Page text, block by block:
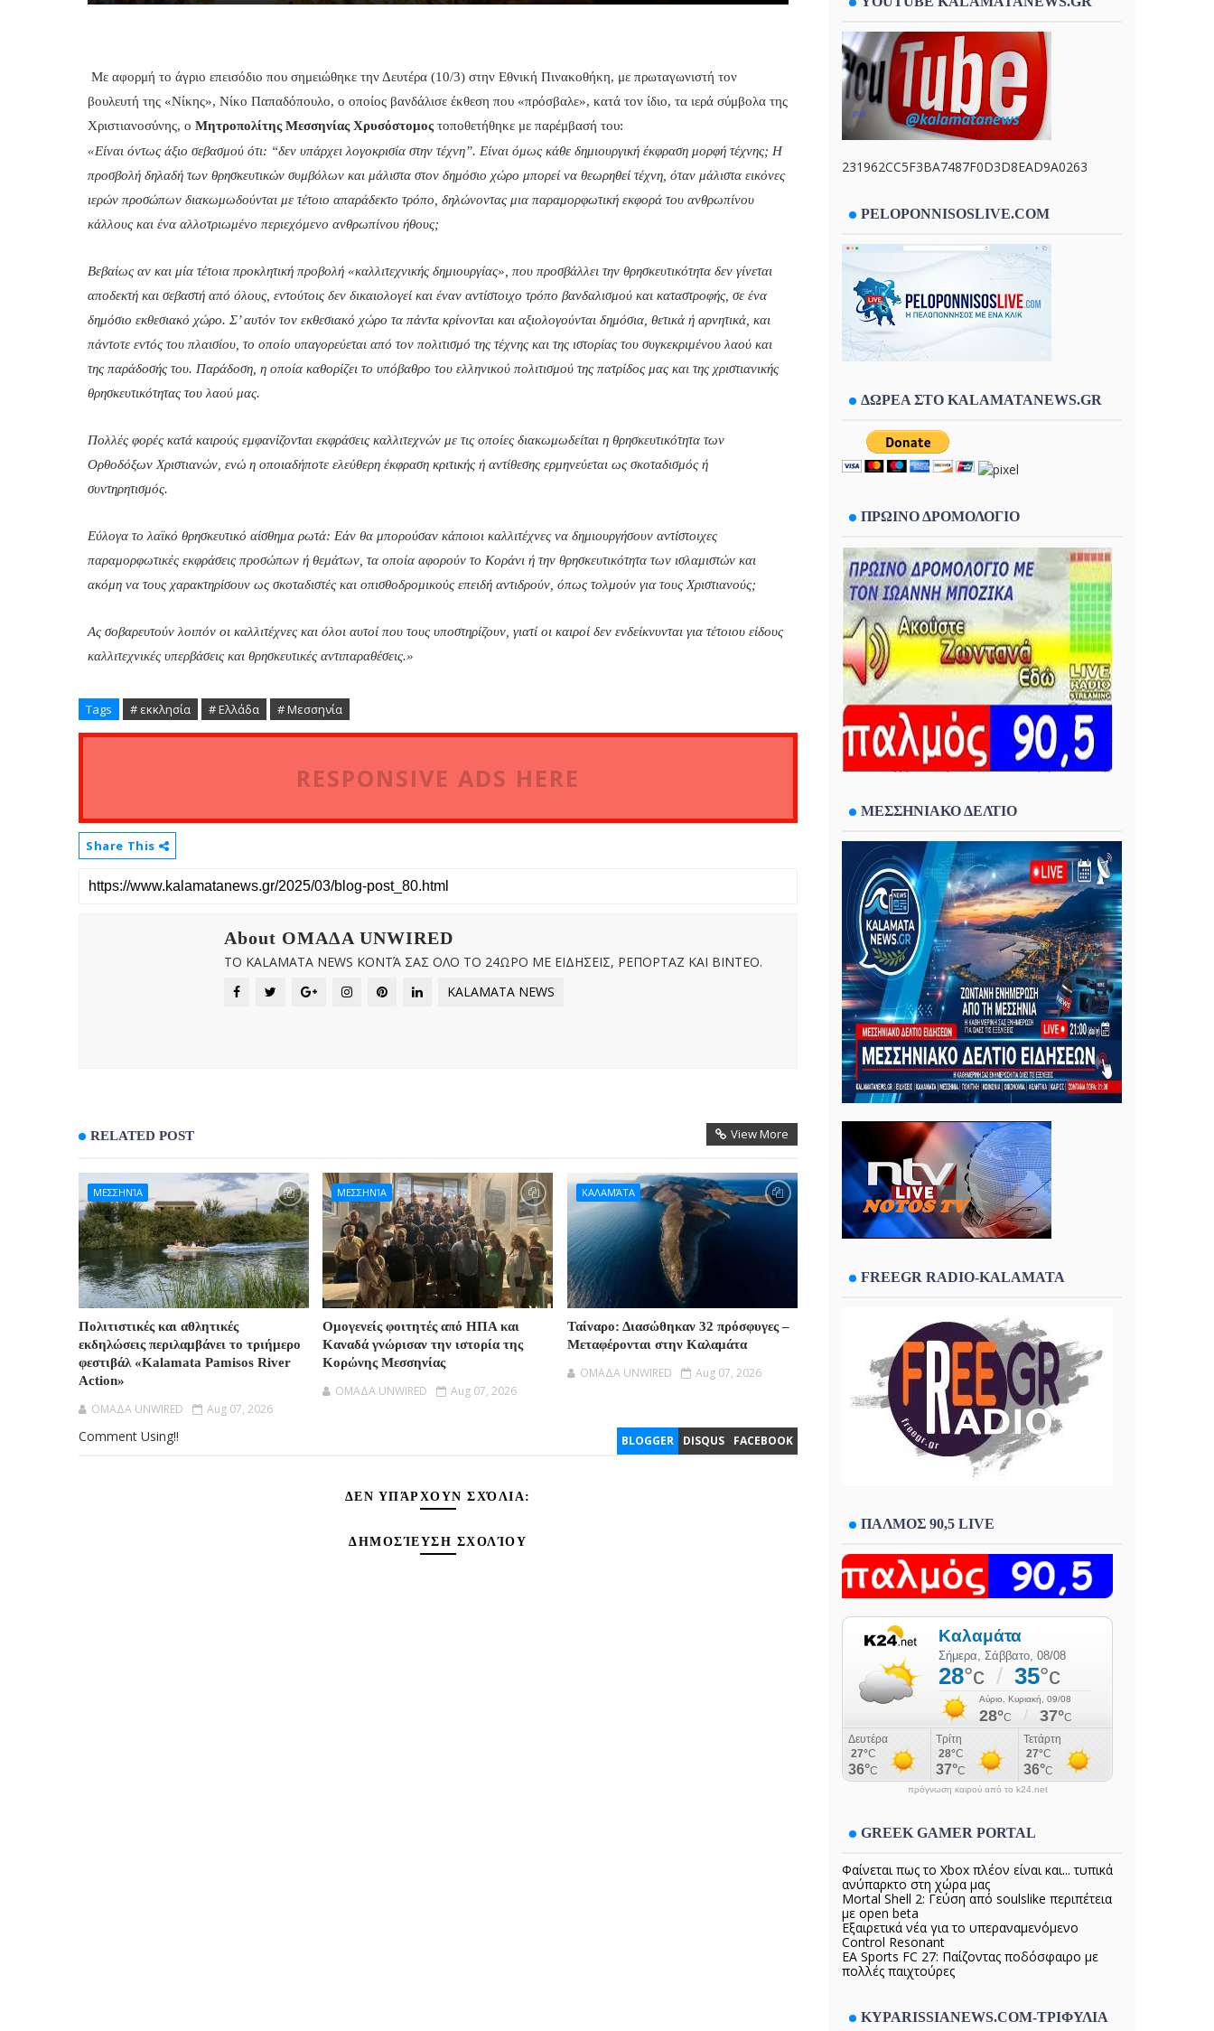
Με αφορμή το άγριο επεισόδιο που σημειώθηκε την Δευτέρα (10/3) στην Εθνική Πινακοθήκη, με πρωταγωνιστή τον
βουλευτή της «Νίκης», Νίκο Παπαδόπουλο, ο οποίος βανδάλισε έκθεση που «πρόσβαλε», κατά τον ίδιο, τα ιερά σύμβολα της
Χριστιανοσύνης, ο Μητροπολίτης Μεσσηνίας Χρυσόστομος τοποθετήθηκε με παρέμβασή του:
«Είναι όντως άξιο σεβασμού ότι: “δεν υπάρχει λογοκρισία στην τέχνη”. Είναι όμως κάθε δημιουργική έκφραση μορφή τέχνης; Η
προσβολή δηλαδή των θρησκευτικών συμβόλων και μάλιστα στον δημόσιο χώρο μπορεί να θεωρηθεί τέχνη, όταν μάλιστα εικόνες
ιερών προσώπων διακωμωδούνται με τέτοιο απαράδεκτο τρόπο, δηλώνοντας μια παραμορφωτική εκφορά του ανθρωπίνου
κάλλους και ένα αλλοτριωμένο περιεχόμενο ανθρωπίνου ήθους;
Βεβαίως αν και μία τέτοια προκλητική προβολή «καλλιτεχνικής δημιουργίας», που προσβάλλει την θρησκευτικότητα δεν γίνεται
αποδεκτή και σεβαστή από όλους, εντούτοις δεν δικαιολογεί και έναν αντίστοιχο τρόπο βανδαλισμού και καταστροφής, σε ένα
δημόσιο εκθεσιακό χώρο. Σ’ αυτόν τον εκθεσιακό χώρο τα πάντα κρίνονται και αξιολογούνται δημόσια, θετικά ή αρνητικά, και
πάντοτε εντός του πλαισίου, το οποίο υπαγορεύεται από τον πολιτισμό της τέχνης και της ιστορίας του συγκεκριμένου λαού και
της παράδοσής του. Παράδοση, η οποία καθορίζει το υπόβαθρο του ελληνικού πολιτισμού της πατρίδος μας και της χριστιανικής
θρησκευτικότητας του λαού μας.
Πολλές φορές κατά καιρούς εμφανίζονται εκφράσεις καλλιτεχνών με τις οποίες διακωμωδείται η θρησκευτικότητα των
Ορθοδόξων Χριστιανών, ενώ η οποιαδήποτε ελεύθερη έκφραση κριτικής ή αντίθεσης ερμηνεύεται ως σκοταδισμός ή
συντηρητισμός.
Εύλογα το λαϊκό θρησκευτικό αίσθημα ρωτά: Εάν θα μπορούσαν κάποιοι καλλιτέχνες να δημιουργήσουν αντίστοιχες
παραμορφωτικές εκφράσεις προσώπων ή θεμάτων, τα οποία αφορούν το Κοράνι ή την θρησκευτικότητα των ισλαμιστών και
ακόμη να τους χαρακτηρίσουν ως σκοταδιστές και οπισθοδρομικούς επειδή αντιδρούν, όπως τολμούν για τους Χριστιανούς;
Ας σοβαρευτούν λοιπόν οι καλλιτέχνες και όλοι αυτοί που τους υποστηρίζουν, γιατί οι καιροί δεν ενδείκνυνται για τέτοιου είδους
καλλιτεχνικές υπερβάσεις και θρησκευτικές αντιπαραθέσεις.»
Tags # εκκλησία # Ελλάδα # Μεσσηνία
RESPONSIVE ADS HERE
Share This
About OMAΔΑ UNWIRED
ΤΟ KALAMATA NEWS ΚΟΝΤΆ ΣΑΣ ΟΛΟ ΤΟ 24ΩΡΟ ΜΕ ΕΙΔΗΣΕΙΣ, ΡΕΠΟΡΤΑΖ ΚΑΙ ΒΙΝΤΕΟ.
KALAMATA NEWS
RELATED POST View More
ΜΕΣΣΗΝΊΑ
Πολιτιστικές και αθλητικές
εκδηλώσεις περιλαμβάνει το τριήμερο
φεστιβάλ «Kalamata Pamisos River
Action»
OMAΔΑ UNWIRED Aug 07, 2026
ΜΕΣΣΗΝΊΑ
Ομογενείς φοιτητές από ΗΠΑ και
Καναδά γνώρισαν την ιστορία της
Κορώνης Μεσσηνίας
OMAΔΑ UNWIRED Aug 07, 2026
ΚΑΛΑΜΆΤΑ
Ταίναρο: Διασώθηκαν 32 πρόσφυγες –
Μεταφέρονται στην Καλαμάτα
OMAΔΑ UNWIRED Aug 07, 2026
BLOGGER DISQUS FACEBOOK
Comment Using!!
ΔΕΝ ΥΠΆΡΧΟΥΝ ΣΧΌΛΙΑ:
ΔΗΜΟΣΊΕΥΣΗ ΣΧΟΛΊΟΥ
231962CC5F3BA7487F0D3D8EAD9A0263
PELOPONNISOSLIVE.COM
ΔΩΡΕΑ ΣΤΟ KALAMATANEWS.GR
ΠΡΩΙΝΟ ΔΡΟΜΟΛΟΓΙΟ
ΜΕΣΣΗΝΙΑΚΟ ΔΕΛΤΙΟ
FREEGR RADIO-KALAMATA
ΠΑΛΜΟΣ 90,5 LIVE
πρόγνωση καιρού από το k24.net
GREEK GAMER PORTAL
Φαίνεται πως το Xbox πλέον είναι και... τυπικά
ανύπαρκτο στη χώρα μας
Mortal Shell 2: Γεύση από soulslike περιπέτεια
με open beta
Εξαιρετικά νέα για το υπεραναμενόμενο
Control Resonant
EA Sports FC 27: Παίζοντας ποδόσφαιρο με
πολλές παιχτούρες
KYPARISSIANEWS.COM-ΤΡΙΦΥΛΙΑ